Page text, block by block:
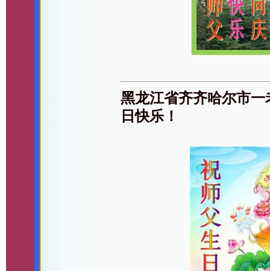
黑龙江省齐齐哈尔市
日快乐！